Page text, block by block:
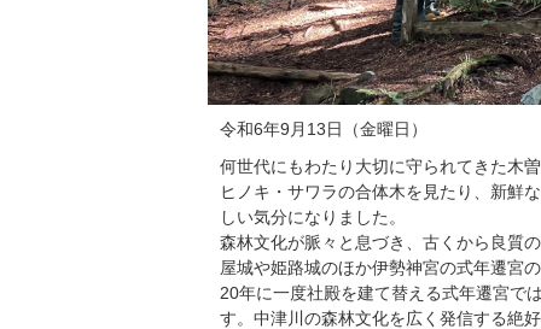
令和6年9月13日（金曜日）
何世代にもわたり大切に守られてきた木
ヒノキ・サワラの合体木を見たり、新鮮
しい気分になりました。
森林文化が脈々と息づき、古くから良質
屋城や姫路城のほか伊勢神宮の式年遷宮
20年に一度社殿を建て替える式年遷宮で
す。中津川の森林文化を広く発信する絶